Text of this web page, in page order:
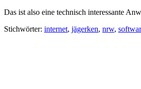
Das ist also eine technisch interessante
Stichwörter: internet, jägerken, nrw,